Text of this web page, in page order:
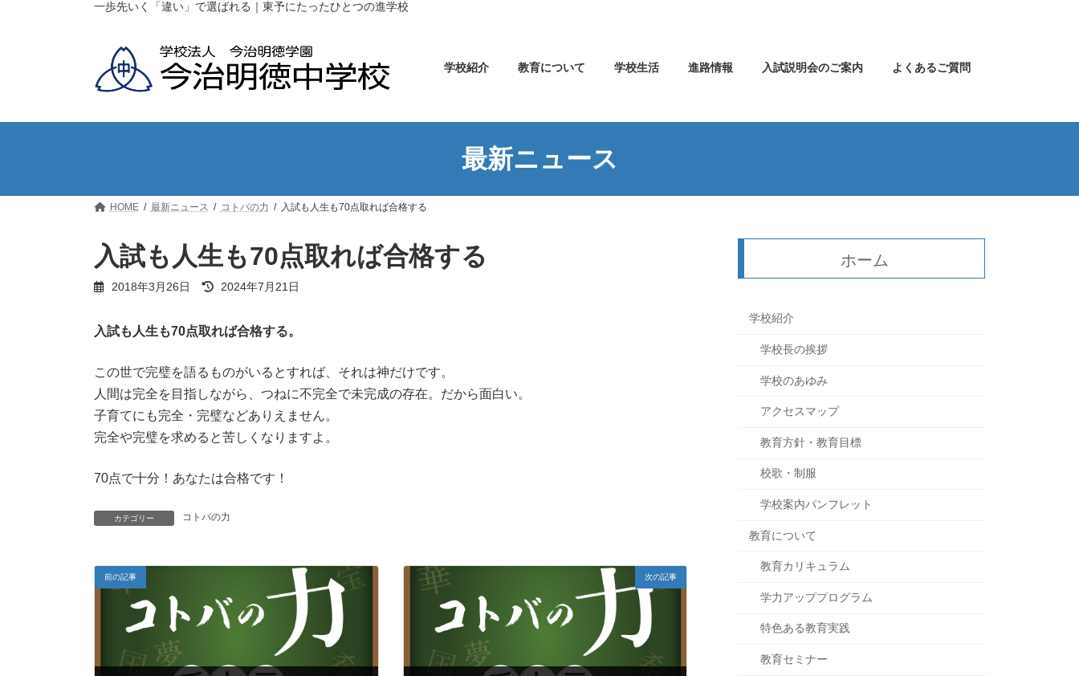
キ
に
一歩先いく「違い」で選ばれる｜東予にたったひとつの進学校
学校紹介 教育について 学校生活 進路情報 入試説明会のご案内 よくあるご質問
最新ニュース
HOME 最新ニュース コトバの力 入試も人生も70点取れば合格する
入試も人生も70点取れば合格する
2018年3月26日
最
新
:
2024年7月21日
入試も人生も70点取れば合格する。
この世で完璧を語るものがいるとすれば、それは神だけです。
人間は完全を目指しながら、つねに不完全で未完成の存在。だから面白い。
子育てにも完全・完璧などありえません。
完全や完璧を求めると苦しくなりますよ。
70点で十分！あなたは合格です！
カテゴリー コトバの力
前の記事 次の記事
ホーム
学校紹介
学校長の挨拶
学校のあゆみ
アクセスマップ
教育方針・教育目標
校歌・制服
学校案内パンフレット
教育について
教育カリキュラム
学力アッププログラム
特色ある教育実践
教育セミナー